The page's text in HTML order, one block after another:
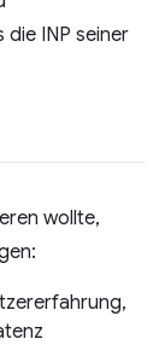
die INP seiner
wollte,